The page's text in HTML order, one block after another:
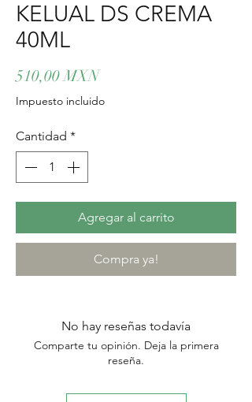
KELUAL DS CREMA
40ML
510,00 MXNPrecio
Impuesto incluido
Cantidad *
Agregar al carrito
Compra ya!
No hay reseñas todavía
Comparte tu opinión. Deja la primera
reseña.